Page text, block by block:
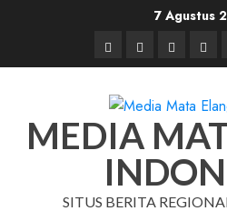
7 Agustus
BerandaNasionalDaerah
dan
MEDIA
SITUS BERITA